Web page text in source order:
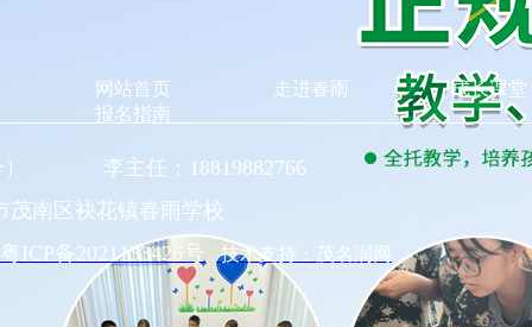
网站首页 走进春雨
成长课堂
报名指南
号） 李主任：18819882766
茂南区袂花镇春雨学校
粤ICP备2021133426号
技术支持：茂名润网